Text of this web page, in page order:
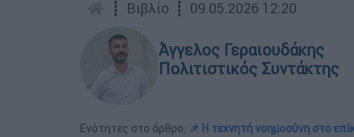
┋ Βιβλίο ┋ 09.05.2026 12:20
Άγγελος Γεραιουδάκης
Πολιτιστικός Συντάκτης
Ενότητες στο άρθρο: 📌 Η τεχνητή νοημοσύνη στο